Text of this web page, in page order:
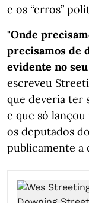
e os “erros”
"Onde
precisamos de
evidente no
escreveu
que deveria ter
e que só
os deputados
publicamente a